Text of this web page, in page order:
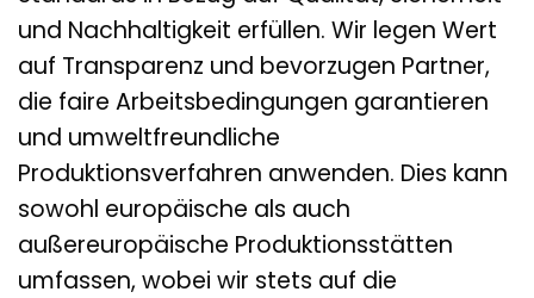
und Nachhaltigkeit erfüllen. Wir legen Wert
auf Transparenz und bevorzugen Partner,
die faire Arbeitsbedingungen garantieren
und umweltfreundliche
Produktionsverfahren anwenden. Dies kann
sowohl europäische als auch
außereuropäische Produktionsstätten
umfassen, wobei wir stets auf die